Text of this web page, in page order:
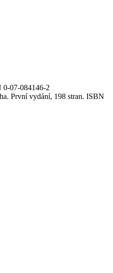
07-084146-2
První vydání, 198 stran. ISBN